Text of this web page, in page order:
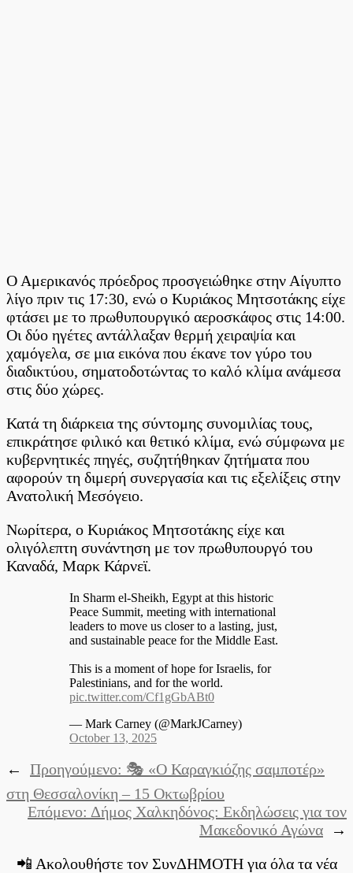
Ο Αμερικανός πρόεδρος προσγειώθηκε στην Αίγυπτο
λίγο πριν τις 17:30, ενώ ο Κυριάκος Μητσοτάκης είχε
φτάσει με το πρωθυπουργικό αεροσκάφος στις 14:00.
Οι δύο ηγέτες αντάλλαξαν θερμή χειραψία και
χαμόγελα, σε μια εικόνα που έκανε τον γύρο του
διαδικτύου, σηματοδοτώντας το καλό κλίμα ανάμεσα
στις δύο χώρες.
Κατά τη διάρκεια της σύντομης συνομιλίας τους,
επικράτησε φιλικό και θετικό κλίμα, ενώ σύμφωνα με
κυβερνητικές πηγές, συζητήθηκαν ζητήματα που
αφορούν τη διμερή συνεργασία και τις εξελίξεις στην
Ανατολική Μεσόγειο.
Νωρίτερα, ο Κυριάκος Μητσοτάκης είχε και
ολιγόλεπτη συνάντηση με τον πρωθυπουργό του
Καναδά, Μαρκ Κάρνεϊ.
In Sharm el-Sheikh, Egypt at this historic
Peace Summit, meeting with international
leaders to move us closer to a lasting, just,
and sustainable peace for the Middle East.
This is a moment of hope for Israelis, for
Palestinians, and for the world.
pic.twitter.com/Cf1gGbABt0
— Mark Carney (@MarkJCarney)
October 13, 2025
← Προηγούμενο: 🎭 «Ο Καραγκιόζης σαμποτέρ»
στη Θεσσαλονίκη – 15 Οκτωβρίου
Επόμενο: Δήμος Χαλκηδόνος: Εκδηλώσεις για τον
Μακεδονικό Αγώνα
→
📲 Ακολουθήστε τον ΣυνΔΗΜΟΤΗ για όλα τα νέα